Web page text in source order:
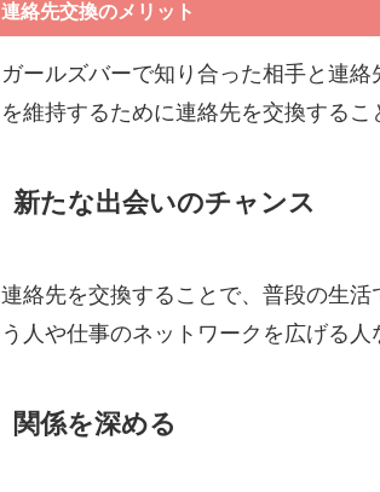
連絡先交換のメリット
ガールズバーで知り合った相手と連
を維持するために連絡先を交換する
新たな出会いのチャンス
連絡先を交換することで、普段の生
う人や仕事のネットワークを広げる
関係を深める